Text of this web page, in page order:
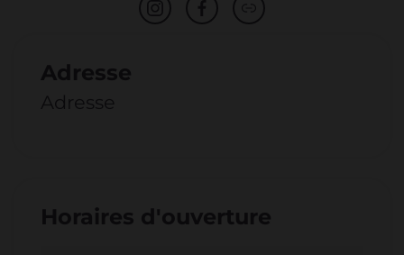
Adresse
Adresse
Horaires d'ouverture